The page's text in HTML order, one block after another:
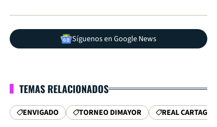
Síguenos en Google News
TEMAS RELACIONADOS
ENVIGADO TORNEO DIMAYOR REAL